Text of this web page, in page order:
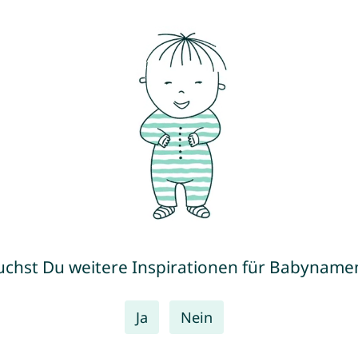
Du weitere Inspirationen für
Ja Nein